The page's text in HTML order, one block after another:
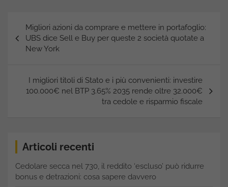
Navigazione
articoli
Migliori azioni da comprare e mettere in portafoglio:
UBS dice Sell e Buy per queste 2 società quotate a
New York
I migliori titoli di Stato e i più convenienti: investire
100.000€ nel BTP 3.65% 2035 rende oltre 32.000€
tra cedole e risparmio fiscale
Articoli recenti
Cedolare secca nel 730, il reddito ‘escluso’ può ridurre
bonus e detrazioni: cosa sapere davvero